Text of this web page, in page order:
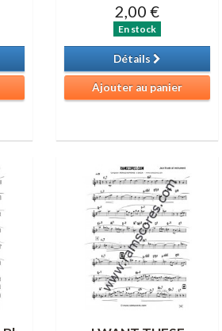
2,00 €
En stock
Détails
Ajouter au panier